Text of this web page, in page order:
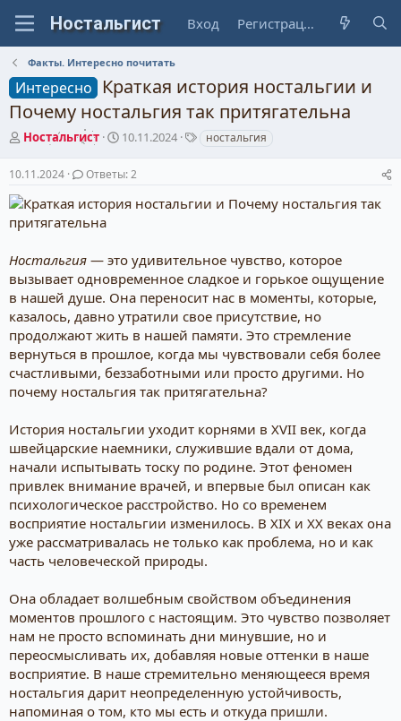
Вход Регистрация
Факты. Интересно почитать
Интересно
Краткая история ностальгии и
Почему ностальгия так притягательна
А
т
р
т
е
ы
Ностальгист
Д
т
н
л
а
10.11.2024 ностальгия
10.11.2024 Ответы: 2
Ностальгия — это удивительное чувство, которое
вызывает одновременное сладкое и горькое ощущение
в нашей душе. Она переносит нас в моменты, которые,
казалось, давно утратили свое присутствие, но
продолжают жить в нашей памяти. Это стремление
вернуться в прошлое, когда мы чувствовали себя более
счастливыми, беззаботными или просто другими. Но
почему ностальгия так притягательна?
История ностальгии уходит корнями в XVII век, когда
швейцарские наемники, служившие вдали от дома,
начали испытывать тоску по родине. Этот феномен
привлек внимание врачей, и впервые был описан как
психологическое расстройство. Но со временем
восприятие ностальгии изменилось. В XIX и XX веках она
уже рассматривалась не только как проблема, но и как
часть человеческой природы.
Она обладает волшебным свойством объединения
моментов прошлого с настоящим. Это чувство позволяет
нам не просто вспоминать дни минувшие, но и
переосмысливать их, добавляя новые оттенки в наше
восприятие. В наше стремительно меняющееся время
ностальгия дарит неопределенную устойчивость,
напоминая о том, кто мы есть и откуда пришли.